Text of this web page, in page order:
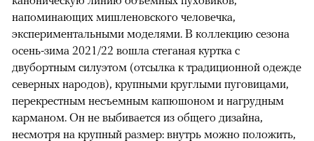
напоминающих мишленовского человечка,
экспериментальными моделями. В коллекцию сезона
осень-зима 2021/22 вошла стеганая куртка с
двубортным силуэтом (отсылка к традиционной одежде
северных народов), крупными круглыми пуговицами,
перекрестным несъемным капюшоном и нагрудным
карманом. Он не выбивается из общего дизайна,
несмотря на крупный размер: внутрь можно положить,